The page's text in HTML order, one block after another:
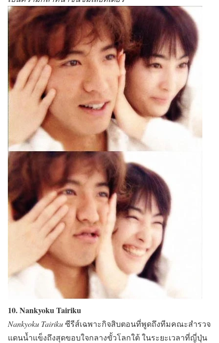
10. Nankyoku Tairiku
Nankyoku Tairikuซีรีส์เฉพาะกิจสิบตอนที่พูดถึงทีมคณะสำรวจ
แดนน้ำแข็งถึงสุดขอบใจกลางขั้วโลกใต้ ในระยะเวลาที่ญี่ปุ่น